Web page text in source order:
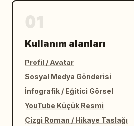
Kullanım alanları
Profil / Avatar
Sosyal Medya Gönderisi
İnfografik / Eğitici Görsel
YouTube Küçük Resmi
Çizgi Roman / Hikaye Taslağı